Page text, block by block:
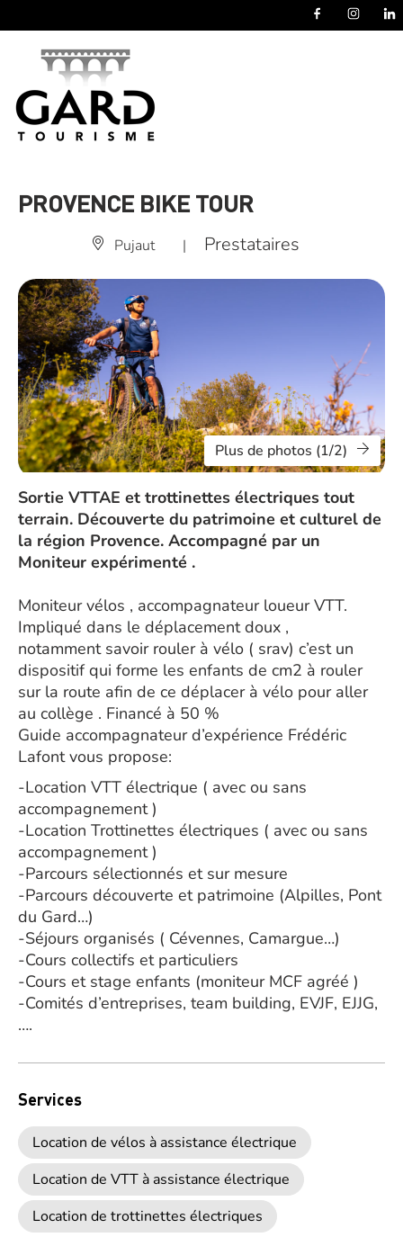
PROVENCE BIKE TOUR
Pujaut | Prestataires
Plus de photos (1/2)
Sortie VTTAE et trottinettes électriques tout
terrain. Découverte du patrimoine et culturel de
la région Provence. Accompagné par un
Moniteur expérimenté .
Moniteur vélos , accompagnateur loueur VTT.
Impliqué dans le déplacement doux ,
notamment savoir rouler à vélo ( srav) c’est un
dispositif qui forme les enfants de cm2 à rouler
sur la route afin de ce déplacer à vélo pour aller
au collège . Financé à 50 %
Guide accompagnateur d’expérience Frédéric
Lafont vous propose:
-Location VTT électrique ( avec ou sans
accompagnement )
-Location Trottinettes électriques ( avec ou sans
accompagnement )
-Parcours sélectionnés et sur mesure
-Parcours découverte et patrimoine (Alpilles, Pont
du Gard…)
-Séjours organisés ( Cévennes, Camargue…)
-Cours collectifs et particuliers
-Cours et stage enfants (moniteur MCF agréé )
-Comités d’entreprises, team building, EVJF, EJJG,
….
Services
Location de vélos à assistance électrique
Location de VTT à assistance électrique
Location de trottinettes électriques